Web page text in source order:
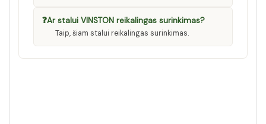
❓Ar stalui VINSTON reikalingas surinkimas?
Taip, šiam stalui reikalingas surinkimas.